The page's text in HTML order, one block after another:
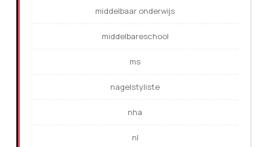
middelbaar onderwijs
middelbareschool
ms
nagelstyliste
nha
nl